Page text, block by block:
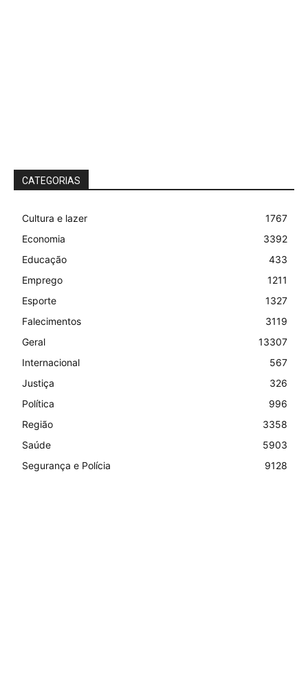
CATEGORIAS
Cultura e lazer
1767
Economia
3392
Educação
433
Emprego
1211
Esporte
1327
Falecimentos
3119
Geral
13307
Internacional
567
Justiça
326
Política
996
Região
3358
Saúde
5903
Segurança e Polícia
9128